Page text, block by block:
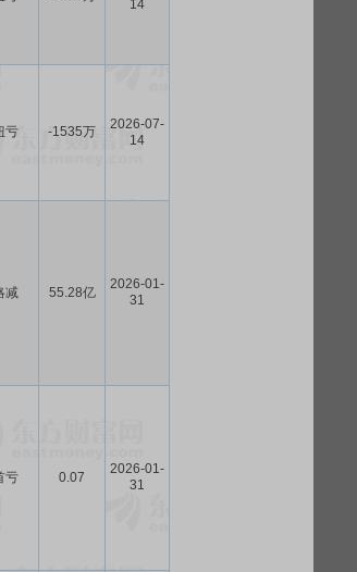
14
亏 -1535万
2026-07-
14
减 55.28亿
2026-01-
31
亏 0.07
2026-01-
31